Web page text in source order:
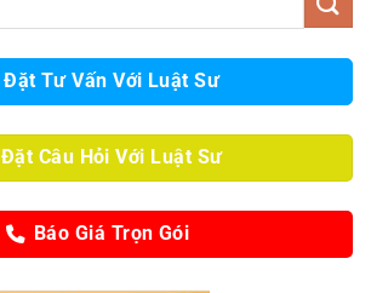
Đặt Tư Vấn Với Luật Sư
Đặt Câu Hỏi Với Luật Sư
Báo Giá Trọn Gói